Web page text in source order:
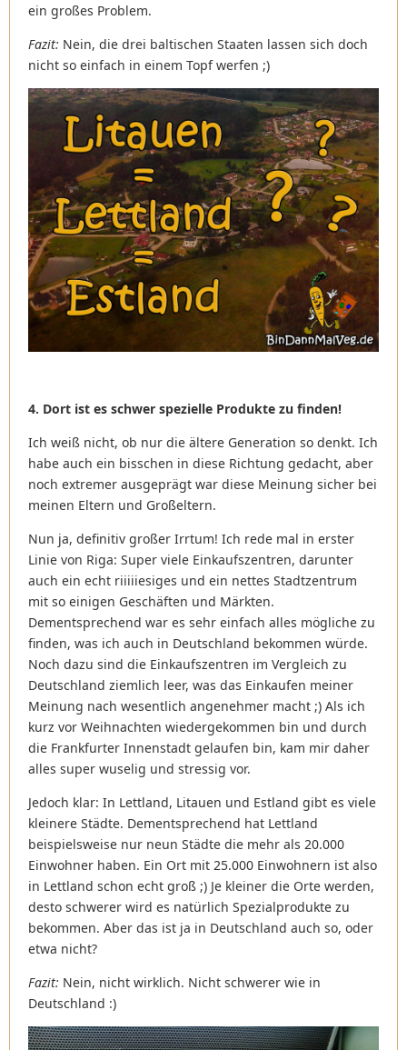
ein großes Problem.
Fazit: Nein, die drei baltischen Staaten lassen sich doch
nicht so einfach in einem Topf werfen ;)
4. Dort ist es schwer spezielle Produkte zu finden!
Ich weiß nicht, ob nur die ältere Generation so denkt. Ich
habe auch ein bisschen in diese Richtung gedacht, aber
noch extremer ausgeprägt war diese Meinung sicher bei
meinen Eltern und Großeltern.
Nun ja, definitiv großer Irrtum! Ich rede mal in erster
Linie von Riga: Super viele Einkaufszentren, darunter
auch ein echt riiiiiesiges und ein nettes Stadtzentrum
mit so einigen Geschäften und Märkten.
Dementsprechend war es sehr einfach alles mögliche zu
finden, was ich auch in Deutschland bekommen würde.
Noch dazu sind die Einkaufszentren im Vergleich zu
Deutschland ziemlich leer, was das Einkaufen meiner
Meinung nach wesentlich angenehmer macht ;) Als ich
kurz vor Weihnachten wiedergekommen bin und durch
die Frankfurter Innenstadt gelaufen bin, kam mir daher
alles super wuselig und stressig vor.
Jedoch klar: In Lettland, Litauen und Estland gibt es viele
kleinere Städte. Dementsprechend hat Lettland
beispielsweise nur neun Städte die mehr als 20.000
Einwohner haben. Ein Ort mit 25.000 Einwohnern ist also
in Lettland schon echt groß ;) Je kleiner die Orte werden,
desto schwerer wird es natürlich Spezialprodukte zu
bekommen. Aber das ist ja in Deutschland auch so, oder
etwa nicht?
Fazit: Nein, nicht wirklich. Nicht schwerer wie in
Deutschland :)